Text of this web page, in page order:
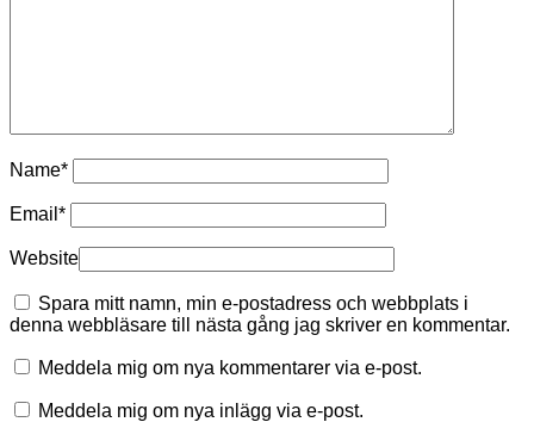
Name*
Email *
Website
Spara mitt namn, min e-postadress och webbplats i
denna webbläsare till nästa gång jag skriver en kommentar.
Meddela mig om nya kommentarer via e-post.
Meddela mig om nya inlägg via e-post.